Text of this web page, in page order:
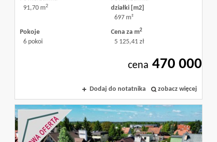
Olsztyn
Kontakt
Blog
91,70 m2
działki [m2]
697 m²
Pokoje
6 pokoi
Cena za m2
5 125,41 zł
cena 470 000
Dodaj do notatnika zobacz więcej